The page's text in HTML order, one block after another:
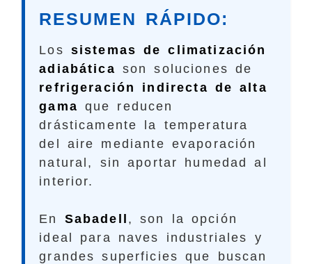
RESUMEN RÁPIDO:
Los sistemas de climatización
adiabática son soluciones de
refrigeración indirecta de alta
gama que reducen
drásticamente la temperatura
del aire mediante evaporación
natural, sin aportar humedad al
interior.
En Sabadell , son la opción
ideal para naves industriales y
grandes superficies que buscan